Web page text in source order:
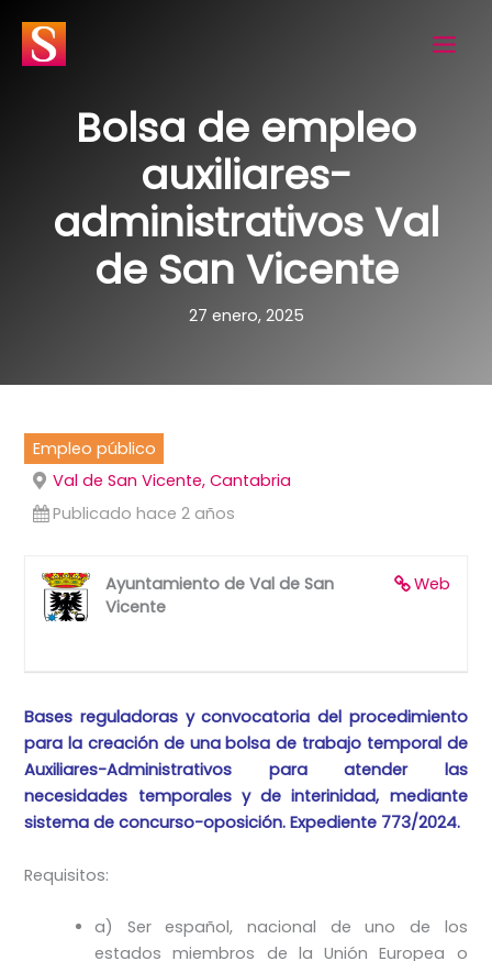
contenido
Bolsa de empleo
auxiliares-
administrativos Val
de San Vicente
27 enero, 2025
Empleo público
Val de San Vicente, Cantabria
Publicado hace 2 años
Web
Ayuntamiento de Val de San
Vicente
Bases reguladoras y convocatoria del procedimiento
para la creación de una bolsa de trabajo temporal de
Auxiliares-Administrativos para atender las
necesidades temporales y de interinidad, mediante
sistema de concurso-oposición. Expediente 773/2024.
Requisitos:
a) Ser español, nacional de uno de los
estados miembros de la Unión Europea o